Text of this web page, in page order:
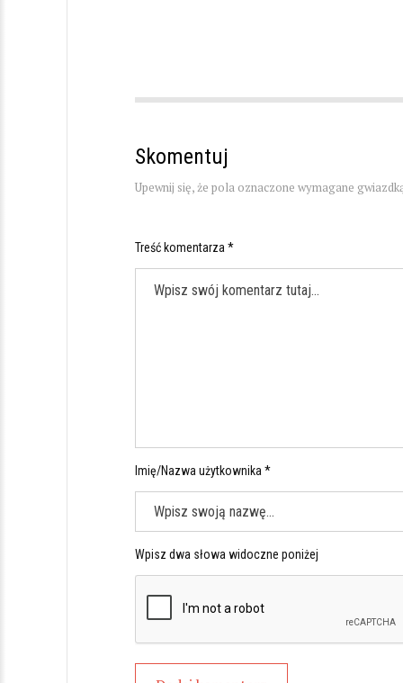
Skomentuj
Upewnij się, że pola oznaczone wymagane
Treść komentarza *
Imię/Nazwa użytkownika *
Wpisz dwa słowa widoczne poniżej